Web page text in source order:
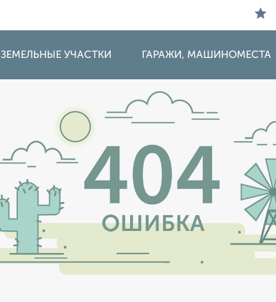
ЗЕМЕЛЬНЫЕ УЧАСТКИ ГАРАЖИ, МАШИНОМЕСТА